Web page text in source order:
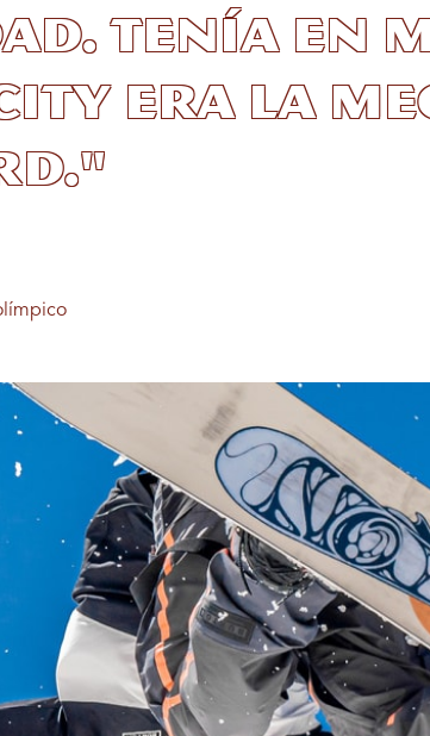
Tenía en
era la